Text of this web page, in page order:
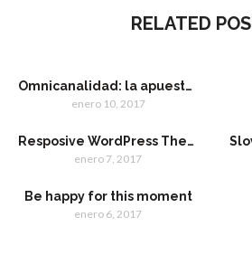
RELATED
Omnicanalidad: la apuesta de Walmart dirigida al nuevo cliente digital
enero 10, 2017
Resposive WordPress Theme
enero 7, 2017
Be happy for this moment
enero 6, 2017